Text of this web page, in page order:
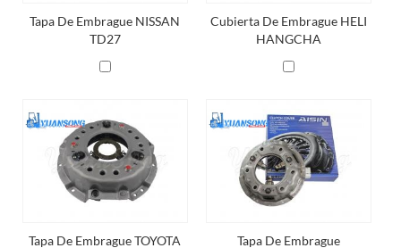
Tapa De Embrague NISSAN
TD27
Cubierta De Embrague HELI
HANGCHA
Tapa De Embrague TOYOTA
Tapa De Embrague